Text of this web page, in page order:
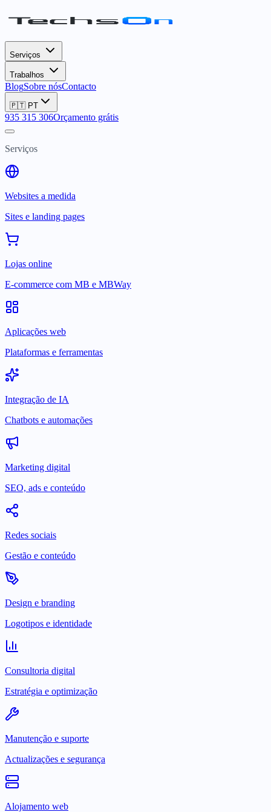
Serviços
Trabalhos
BlogSobre nósContacto
🇵🇹 PT
935 315 306Orçamento grátis
Serviços
Websites a medida
Sites e landing pages
Lojas online
E-commerce com MB e MBWay
Aplicações web
Plataformas e ferramentas
Integração de IA
Chatbots e automações
Marketing digital
SEO, ads e conteúdo
Redes sociais
Gestão e conteúdo
Design e branding
Logotipos e identidade
Consultoria digital
Estratégia e optimização
Manutenção e suporte
Actualizações e segurança
Alojamento web